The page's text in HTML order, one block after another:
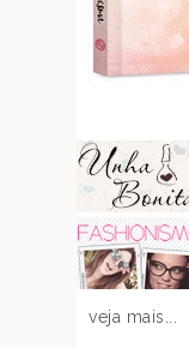
veja mais...